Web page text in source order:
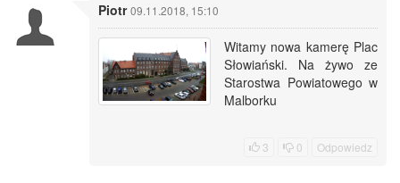
Piotr 09.11.2018, 15:10
Witamy nowa kamerę Plac
Słowiański. Na żywo ze
Starostwa Powiatowego w
Malborku
3 0 Odpowiedz